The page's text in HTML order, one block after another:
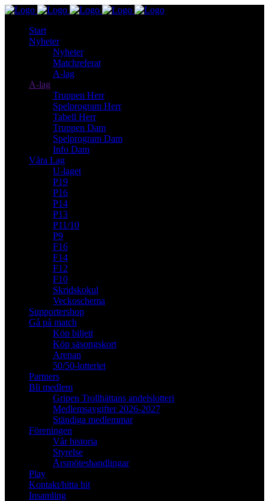
Start
Nyheter
Nyheter
Matchreferat
A-lag
A-lag
Truppen Herr
Spelprogram Herr
Tabell Herr
Truppen Dam
Spelprogram Dam
Info Dam
Våra Lag
U-laget
P19
P16
P14
P13
P11/10
P9
F16
F14
F12
F10
Skridskokul
Veckoschema
Supportershop
Gå på match
Köp biljett
Köp säsongskort
Arenan
50/50-lotteriet
Partners
Bli medlem
Gripen Trollhättans andelslotteri
Medlemsavgifter 2026-2027
Ständiga medlemmar
Föreningen
Vår historia
Styrelse
Årsmöteshandlingar
Play
Kontakt/hitta hit
Insamling